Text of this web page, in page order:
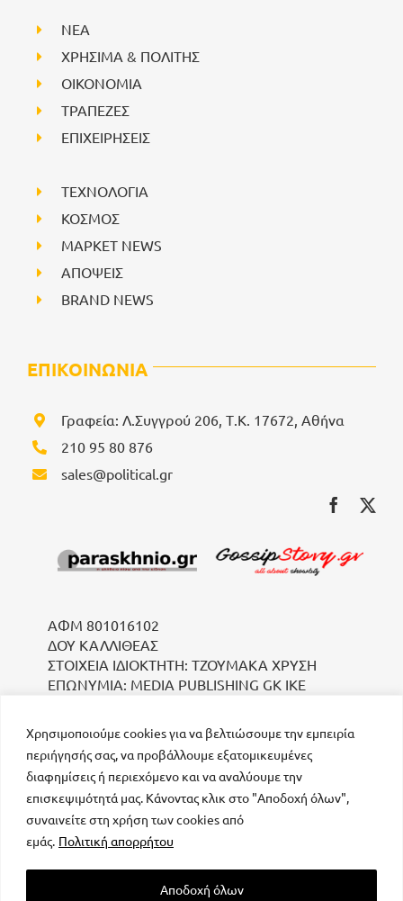
Χρησιμοποιούμε cookies για να βελτιώσουμε την εμπειρία
περιήγησής σας, να προβάλλουμε εξατομικευμένες
διαφημίσεις ή περιεχόμενο και να αναλύουμε την
επισκεψιμότητά μας. Κάνοντας κλικ στο "Αποδοχή όλων",
συναινείτε στη χρήση των cookies από
εμάς. Πολιτική απορρήτου
Αποδοχή όλων
NEA
ΧΡΗΣΙΜΑ & ΠΟΛΙΤΗΣ
ΟΙΚΟΝΟΜΙΑ
ΤΡΑΠΕΖΕΣ
ΕΠΙΧΕΙΡΗΣΕΙΣ
ΤΕΧΝΟΛΟΓΙΑ
ΚΟΣΜΟΣ
ΜΑΡΚΕΤ NEWS
ΑΠΟΨΕΙΣ
BRAND NEWS
ΕΠΙΚΟΙΝΩΝΙΑ
Γραφεία: Λ.Συγγρού 206, Τ.Κ. 17672, Αθήνα
210 95 80 876
sales@political.gr
ΑΦΜ 801016102
ΔΟΥ ΚΑΛΛΙΘΕΑΣ
ΣΤΟΙΧΕΙΑ ΙΔΙΟΚΤΗΤΗ: ΤΖΟΥΜΑΚΑ ΧΡΥΣΗ
ΕΠΩΝΥΜΙΑ: MEDIA PUBLISHING GK IKE
μοναδικός αριθμός Μ.Η.Τ. 232223